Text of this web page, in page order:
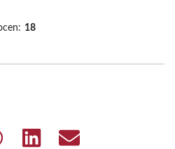
18
Share
Share